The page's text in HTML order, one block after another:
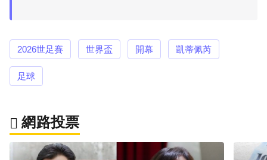
2026世足賽 世界盃 開幕 凱蒂佩芮
足球
網路投票